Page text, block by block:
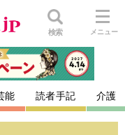
検索 メニュー
能 読者手記 介護